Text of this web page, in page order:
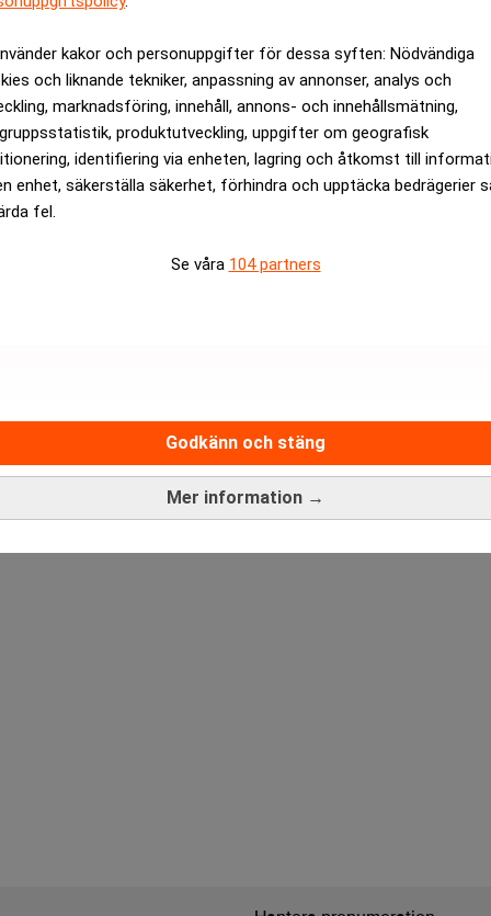
kakor och personuppgifter för dessa syften: Nödvändiga
och liknande tekniker, anpassning av annonser, analys och
marknadsföring, innehåll, annons- och innehållsmätning,
produktutveckling, uppgifter om geografisk
identifiering via enheten, lagring och åtkomst till
enhet, säkerställa säkerhet, förhindra och upptäcka bedrägerier
fel.
Se våra 104 partners
Mer information →
Godkänn och stäng
är kostnadsfritt: Prenumerera
Medarbetare inom Intern
ANNONS